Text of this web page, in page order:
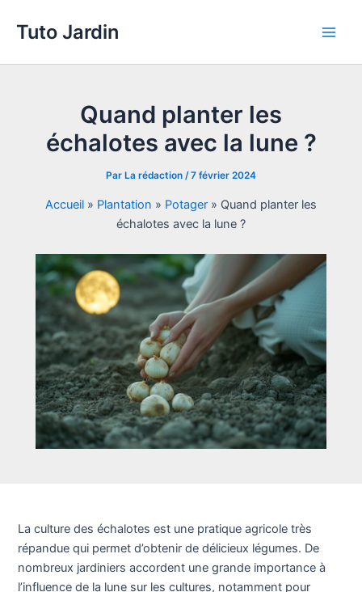
Tuto Jardin
Quand planter les
échalotes avec la lune ?
Par La rédaction /7 février 2024
Accueil » Plantation » Potager » Quand planter les
échalotes avec la lune ?
La culture des échalotes est une pratique agricole très
répandue qui permet d’obtenir de délicieux légumes. De
nombreux jardiniers accordent une grande importance à
l’influence de la lune sur les cultures, notamment pour